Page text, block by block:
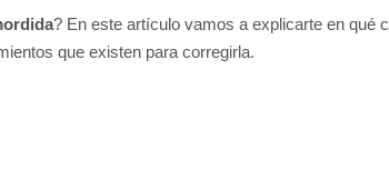
? En este artículo vamos a explicarte en qué
que existen para corregirla.